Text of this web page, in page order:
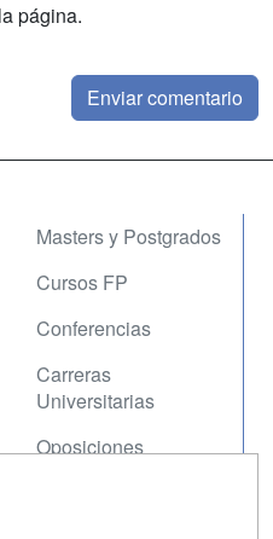
página.
Masters y Postgrados
Cursos FP
Conferencias
Carreras
Universitarias
Oposiciones